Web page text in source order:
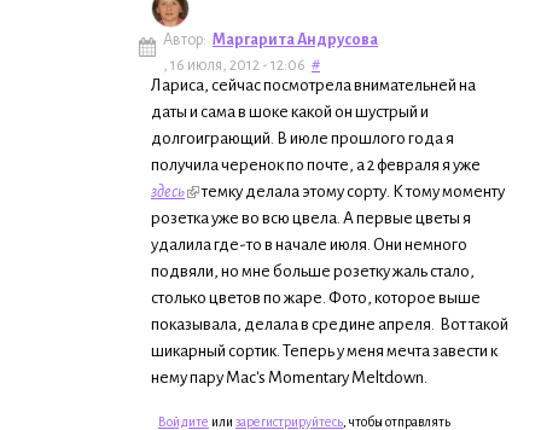
Автор: Маргарита Андрусова
, 16 июля, 2012 - 12:06 #
Лариса, сейчас посмотрела внимательней на
даты и сама в шоке какой он шустрый и
долгоиграющий. В июле прошлого года я
получила черенок по почте, а 2 февраля я уже
здесь
темку делала этому сорту. К тому моменту
розетка уже во всю цвела. А первые цветы я
удалила где-то в начале июля. Они немного
подвяли, но мне больше розетку жаль стало,
столько цветов по жаре. Фото, которое выше
показывала, делала в средине апреля. Вот такой
шикарный сортик. Теперь у меня мечта завести к
нему пару Mac's Momentary Meltdown.
Войдите или зарегистрируйтесь , чтобы отправлять